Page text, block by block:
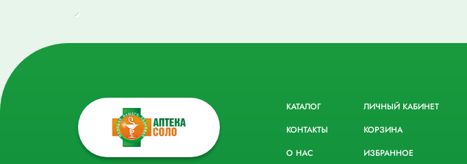
КАТАЛОГ
КОНТАКТЫ
О НАС
ЛИЧНЫЙ КАБИНЕТ
КОРЗИНА
ИЗБРАННОЕ